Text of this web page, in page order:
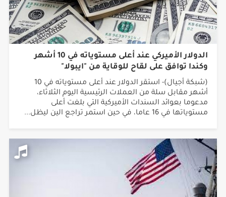
الدولار الأميركي عند أعلى مستوياته في 10 أشهر
وكندا توافق على لقاح للوقاية من "ايبولا"
(شبكة أجيال)- استقر الدولار عند أعلى مستوياته في 10
أشهر مقابل سلة من العملات الرئيسية اليوم الثلاثاء،
مدعوما بعوائد السندات الأميركية التي بلغت أعلى
مستوياتها في 16 عاما، في حين استمر تراجع الين ليظل...